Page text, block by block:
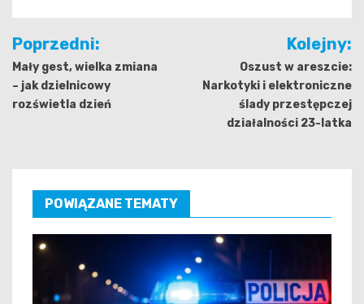
Nawigacja
wpisu
Poprzedni:
Mały gest, wielka zmiana
– jak dzielnicowy
rozświetla dzień
Kolejny:
Oszust w areszcie:
Narkotyki i elektroniczne
ślady przestępczej
działalności 23-latka
POWIĄZANE TEMATY